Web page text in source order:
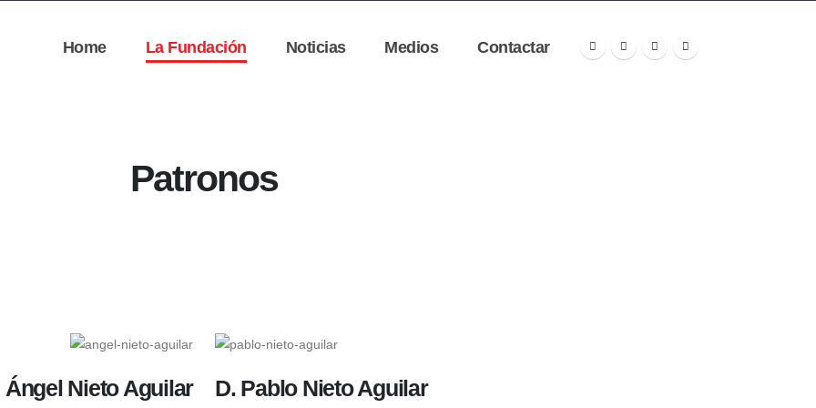
Home La Fundación Noticias Medios Contactar
Patronos
Ángel Nieto Aguilar D. Pablo Nieto Aguilar